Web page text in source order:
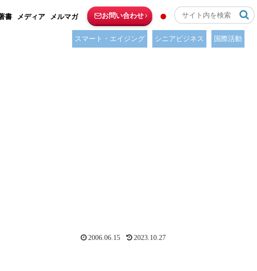
書 メディア メルマガ お問い合わせ
スマート・エイジング シニアビジネス 国際活動
2006.06.15 2023.10.27